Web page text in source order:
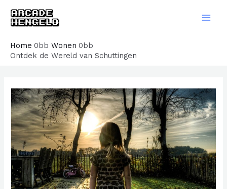
naar
inhoud
Home
Wonen
Ontdek de Wereld van Schuttingen